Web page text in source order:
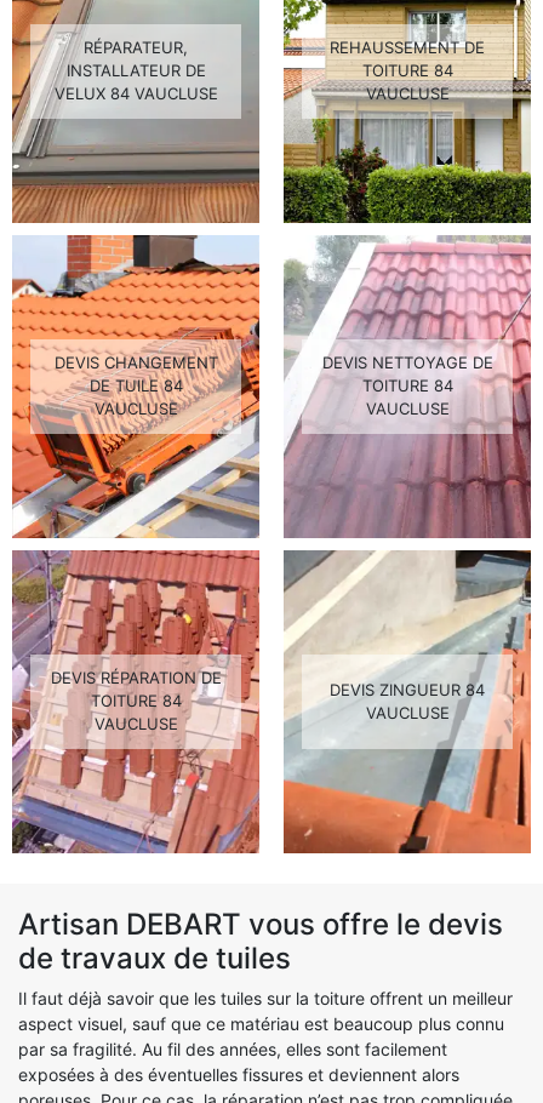
RÉPARATEUR,
INSTALLATEUR DE
VELUX 84 VAUCLUSE
REHAUSSEMENT DE
TOITURE 84
VAUCLUSE
DEVIS CHANGEMENT
DE TUILE 84
VAUCLUSE
DEVIS NETTOYAGE DE
TOITURE 84
VAUCLUSE
DEVIS RÉPARATION DE
TOITURE 84
VAUCLUSE
DEVIS ZINGUEUR 84
VAUCLUSE
Artisan DEBART vous offre le devis
de travaux de tuiles
Il faut déjà savoir que les tuiles sur la toiture offrent un meilleur
aspect visuel, sauf que ce matériau est beaucoup plus connu
par sa fragilité. Au fil des années, elles sont facilement
exposées à des éventuelles fissures et deviennent alors